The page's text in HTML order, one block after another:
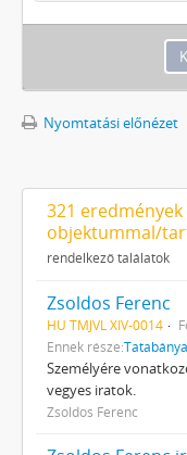
Nyomtatási előnézet
321
objektummal/
rendelkező találatok
Zsoldos Ferenc
HU TMJVL XIV-0014
Ennek része:
Személyére
vegyes ira­tok.
Zsoldos Ferenc